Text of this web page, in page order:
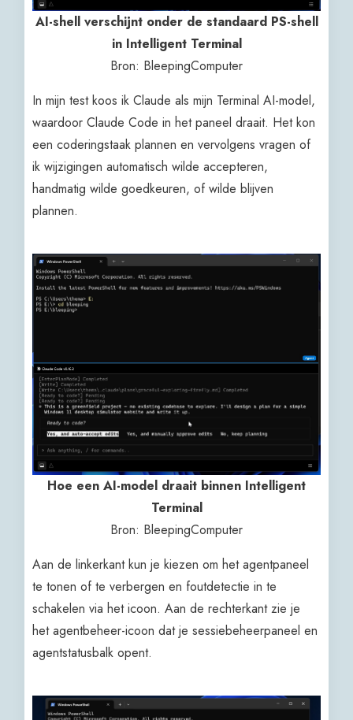
AI-shell verschijnt onder de standaard PS-shell
in Intelligent Terminal
Bron: BleepingComputer
In mijn test koos ik Claude als mijn Terminal AI-model,
waardoor Claude Code in het paneel draait. Het kon
een coderingstaak plannen en vervolgens vragen of
ik wijzigingen automatisch wilde accepteren,
handmatig wilde goedkeuren, of wilde blijven
plannen.
Hoe een AI-model draait binnen Intelligent
Terminal
Bron: BleepingComputer
Aan de linkerkant kun je kiezen om het agentpaneel
te tonen of te verbergen en foutdetectie in te
schakelen via het icoon. Aan de rechterkant zie je
het agentbeheer-icoon dat je sessiebeheerpaneel en
agentstatusbalk opent.